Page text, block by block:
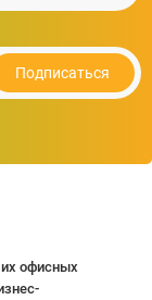
Подписаться
офисных